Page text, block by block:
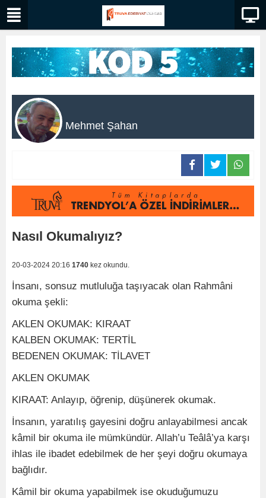
Mehmet Şahan
Nasıl Okumalıyız?
20-03-2024 20:16 1740 kez okundu.
İnsanı, sonsuz mutluluğa taşıyacak olan Rahmâni
okuma şekli:
AKLEN OKUMAK: KIRAAT
KALBEN OKUMAK: TERTİL
BEDENEN OKUMAK: TİLAVET
AKLEN OKUMAK
KIRAAT: Anlayıp, öğrenip, düşünerek okumak.
İnsanın, yaratılış gayesini doğru anlayabilmesi ancak
kâmil bir okuma ile mümkündür. Allah’u Teâlâ’ya karşı
ihlas ile ibadet edebilmek de her şeyi doğru okumaya
bağlıdır.
Kâmil bir okuma yapabilmek ise okuduğumuzu